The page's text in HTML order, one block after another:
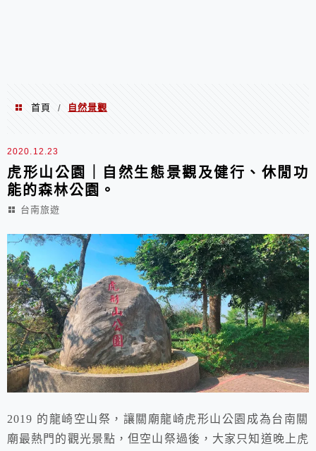
首頁 / 自然景觀
自然景觀
2020.12.23
虎形山公園｜自然生態景觀及健行、休閒功
能的森林公園。
台南旅遊
2019 的龍崎空山祭，讓關廟龍崎虎形山公園成為台南關
廟最熱門的觀光景點，但空山祭過後，大家只知道晚上虎